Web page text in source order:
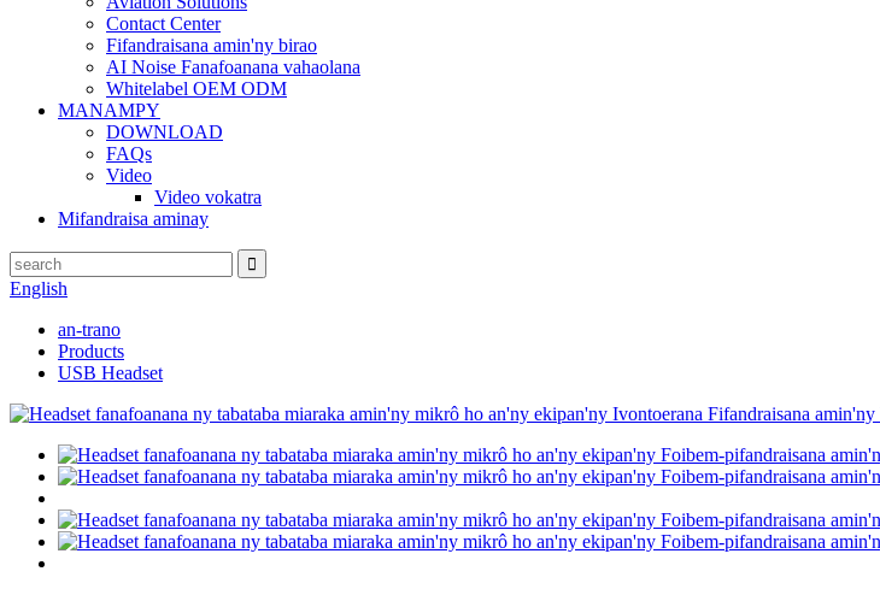
Contact Center
Fifandraisana amin'ny birao
AI Noise Fanafoanana vahaolana
Whitelabel OEM ODM
MANAMPY
DOWNLOAD
FAQs
Video
Video vokatra
Mifandraisa aminay
English
an-trano
Products
USB Headset